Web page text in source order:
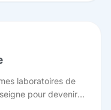
laboratoires de
pour devenir :